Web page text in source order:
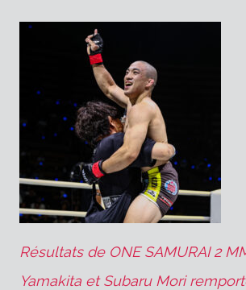
Résultats de ONE SAMURAI 2
Yamakita et Subaru Mori